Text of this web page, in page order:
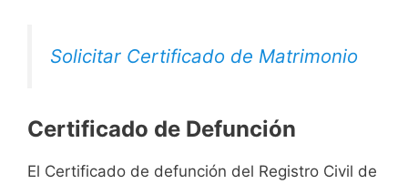
Solicitar Certificado de Matrimonio
Certificado de Defunción
El Certificado de defunción del Registro Civil de